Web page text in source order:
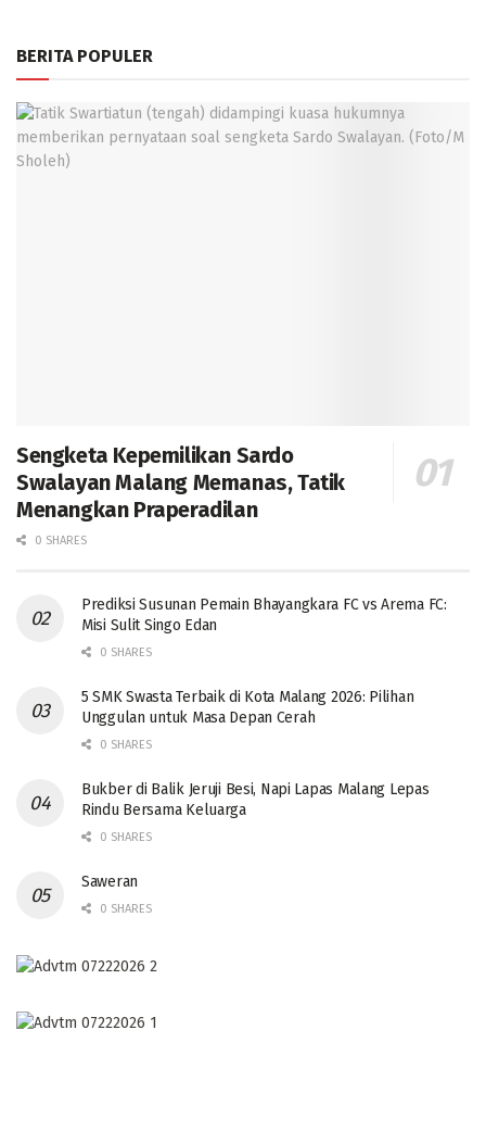
BERITA POPULER
Sengketa Kepemilikan Sardo
Swalayan Malang Memanas, Tatik
Menangkan Praperadilan
0 SHARES
Prediksi Susunan Pemain Bhayangkara FC vs Arema FC:
Misi Sulit Singo Edan
0 SHARES
5 SMK Swasta Terbaik di Kota Malang 2026: Pilihan
Unggulan untuk Masa Depan Cerah
0 SHARES
Bukber di Balik Jeruji Besi, Napi Lapas Malang Lepas
Rindu Bersama Keluarga
0 SHARES
Saweran
0 SHARES